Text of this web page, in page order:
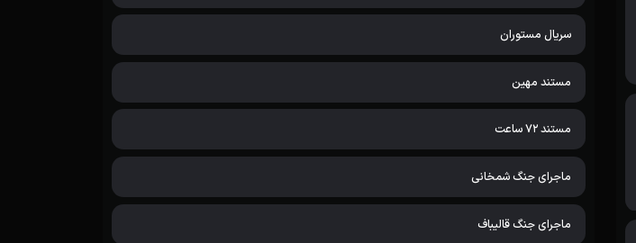
سریال مستوران
مستند مهین
مستند 72 ساعت
ماجرای جنگ شمخانی
ماجرای جنگ قالیباف